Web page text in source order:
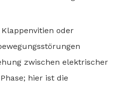
oder
zwischen elektrischer
hier ist die